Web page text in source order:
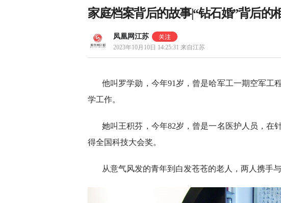
家庭档案背后的故事|“钻石婚”背后的
凤凰网江苏
2023年10月10日 14:25:31 来自江苏
他叫罗学勋，今年91岁，曾是哈军工一期空军工
学工作。
她叫王积芬，今年82岁，曾是一名医护人员，在
得全国科技大会奖。
从意气风发的青年到白发苍苍的老人，两人携手